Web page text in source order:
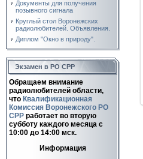
Документы для получения
позывного сигнала
Круглый стол Воронежских
радиолюбителей. Объявления.
Диплом "Окно в природу".
Экзамен в РО СРР
Обращаем внимание
радиолюбителей области,
что Квалификационная
Комиссия Воронежского РО
СРР работает во вторую
субботу каждого месяца c
10:00 до 14:00 мск.
Информация